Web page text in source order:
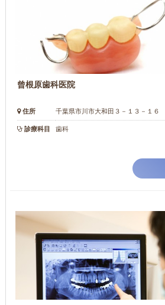
曾根原歯科医院
住所 千葉県市川市大和田３－１３－１６
診療科目 歯科